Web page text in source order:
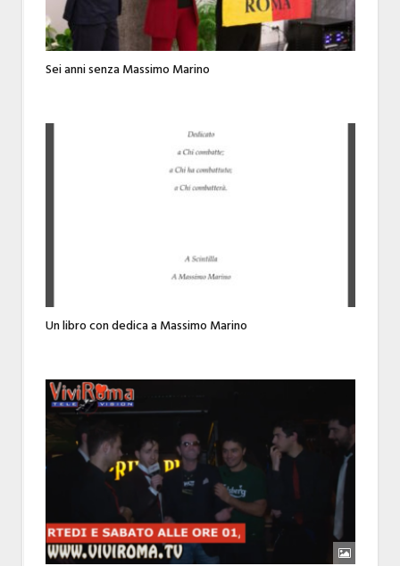
Sei anni senza Massimo Marino
Un libro con dedica a Massimo Marino